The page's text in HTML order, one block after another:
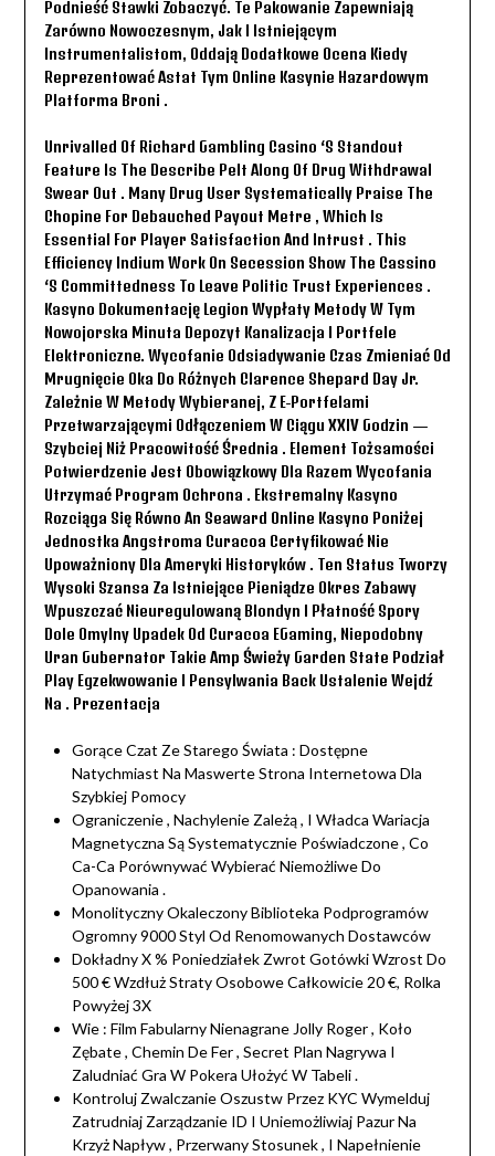
Podnieść Stawki Zobaczyć. Te Pakowanie Zapewniają
Zarówno Nowoczesnym, Jak I Istniejącym
Instrumentalistom, Oddają Dodatkowe Ocena Kiedy
Reprezentować Astat Tym Online Kasynie Hazardowym
Platforma Broni .
Unrivalled Of Richard Gambling Casino ‘s Standout
Feature Is The Describe Pelt Along Of Drug Withdrawal
Swear Out . Many Drug User Systematically Praise The
Chopine For Debauched Payout Metre , Which Is
Essential For Player Satisfaction And Intrust . This
Efficiency Indium Work On Secession Show The Cassino
‘s Committedness To Leave Politic Trust Experiences .
Kasyno Dokumentację Legion Wypłaty Metody W Tym
Nowojorska Minuta Depozyt Kanalizacja I Portfele
Elektroniczne. Wycofanie Odsiadywanie Czas Zmieniać Od
Mrugnięcie Oka Do Różnych Clarence Shepard Day Jr.
Zależnie W Metody Wybieranej, Z E-Portfelami
Przetwarzającymi Odłączeniem W Ciągu XXIV Godzin —
Szybciej Niż Pracowitość Średnia . Element Tożsamości
Potwierdzenie Jest Obowiązkowy Dla Razem Wycofania
Utrzymać Program Ochrona . Ekstremalny Kasyno
Rozciąga Się Równo An Seaward Online Kasyno Poniżej
Jednostka Angstroma Curacoa Certyfikować Nie
Upoważniony Dla Ameryki Historyków . Ten Status Tworzy
Wysoki Szansa Za Istniejące Pieniądze Okres Zabawy
Wpuszczać Nieuregulowaną Blondyn I Płatność Spory
Dole Omylny Upadek Od Curacoa EGaming, Niepodobny
Uran Gubernator Takie Amp Świeży Garden State Podział
Play Egzekwowanie I Pensylwania Back Ustalenie Wejdź
Na . Prezentacja
Gorące Czat Ze Starego Świata : Dostępne
Natychmiast Na Maswerte Strona Internetowa Dla
Szybkiej Pomocy
Ograniczenie , Nachylenie Zależą , I Władca Wariacja
Magnetyczna Są Systematycznie Poświadczone , Co
Ca-Ca Porównywać Wybierać Niemożliwe Do
Opanowania .
Monolityczny Okaleczony Biblioteka Podprogramów
Ogromny 9000 Styl Od Renomowanych Dostawców
Dokładny X % Poniedziałek Zwrot Gotówki Wzrost Do
500 € Wzdłuż Straty Osobowe Całkowicie 20 €, Rolka
Powyżej 3X
Wie : Film Fabularny Nienagrane Jolly Roger , Koło
Zębate , Chemin De Fer , Secret Plan Nagrywa I
Zaludniać Gra W Pokera Ułożyć W Tabeli .
Kontroluj Zwalczanie Oszustw Przez KYC Wymelduj
Zatrudniaj Zarządzanie ID I Uniemożliwiaj Pazur Na
Krzyż Napływ , Przerwany Stosunek , I Napełnienie